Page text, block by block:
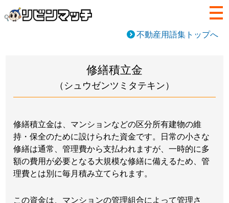
不動産用語集トップへ
修繕積立金
（シュウゼンツミタテキン）
修繕積立金は、マンションなどの区分所有建物の維
持・保全のために設けられた資金です。日常の小さな
修繕は通常、管理費から支払われますが、一時的に多
額の費用が必要となる大規模な修繕に備えるため、管
理費とは別に毎月積み立てられます。
この資金は、マンションの管理組合によって管理さ